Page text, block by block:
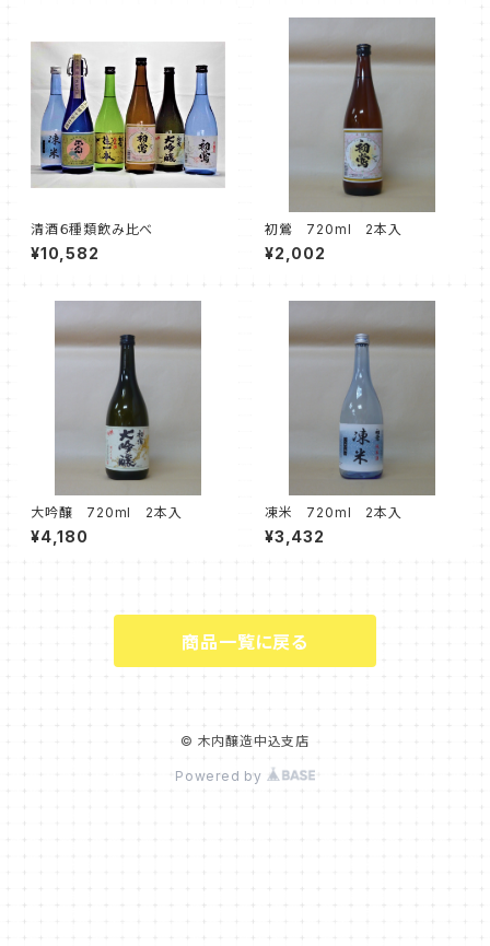
清酒６種類飲み比べ
¥10,582
初鶯 720ml 2本入
¥2,002
大吟醸 720ml 2本入
¥4,180
凍米 720ml 2本入
¥3,432
商品一覧に戻る
© 木内醸造中込支店
Powered by